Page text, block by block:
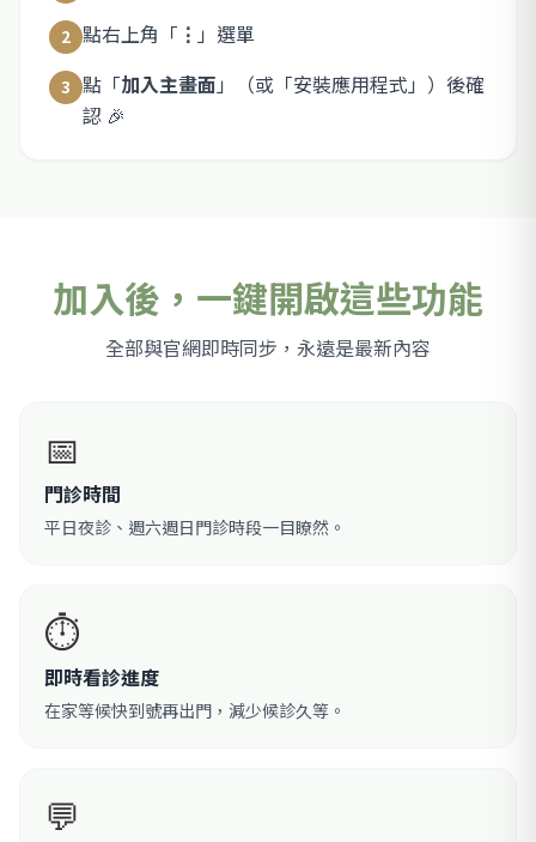
2 點右上角「 ⋮ 」選單
3 點「加入主畫面 」（或「安裝應用程式」）後確
認 🎉
加入後，一鍵開啟這些功能
全部與官網即時同步，永遠是最新內容
📅
門診時間
平日夜診、週六週日門診時段一目瞭然。
⏱️
即時看診進度
在家等候快到號再出門，減少候診久等。
💬